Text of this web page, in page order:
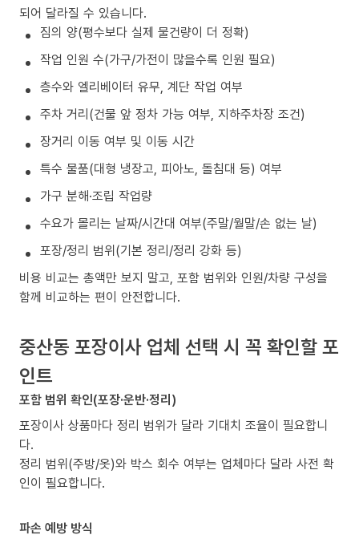
되어 달라질 수 있습니다.
짐의 양(평수보다 실제 물건량이 더 정확)
작업 인원 수(가구/가전이 많을수록 인원 필요)
층수와 엘리베이터 유무, 계단 작업 여부
주차 거리(건물 앞 정차 가능 여부, 지하주차장 조건)
장거리 이동 여부 및 이동 시간
특수 물품(대형 냉장고, 피아노, 돌침대 등) 여부
가구 분해·조립 작업량
수요가 몰리는 날짜/시간대 여부(주말/월말/손 없는 날)
포장/정리 범위(기본 정리/정리 강화 등)
비용 비교는 총액만 보지 말고, 포함 범위와 인원/차량 구성을
함께 비교하는 편이 안전합니다.
중산동 포장이사 업체 선택 시 꼭 확인할 포
인트
포함 범위 확인(포장·운반·정리)
포장이사 상품마다 정리 범위가 달라 기대치 조율이 필요합니
다.
정리 범위(주방/옷)와 박스 회수 여부는 업체마다 달라 사전 확
인이 필요합니다.
파손 예방 방식